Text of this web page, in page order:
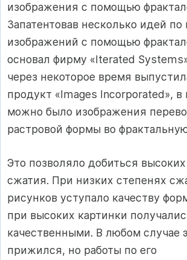
изображения с помощью
Запатентовав несколько идей
изображений с помощью
основал фирму «Iterated
через некоторое время
продукт «Images Incorporated», в
можно было изображения
растровой формы во
Это позволяло добиться
сжатия. При низких степенях
рисунков уступало качеству
при высоких картинки
качественными. В любом случае
прижился, но работы по его